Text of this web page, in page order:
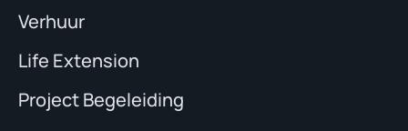
Verhuur
Life Extension
Project Begeleiding